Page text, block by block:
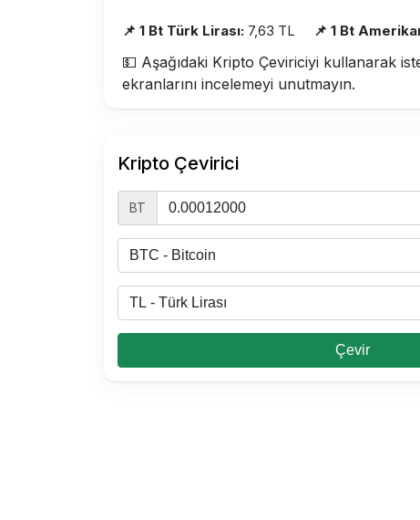
📌 1 Bt Türk Lirası: 7,63 TL 📌 1 Bt
💵 Aşağıdaki Kripto Çeviriciyi kullanarak
ekranlarını incelemeyi unutmayın.
Kripto Çevirici
BT
Çevir